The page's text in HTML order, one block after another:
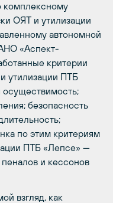
комплексному
ОЯТ и утилизации
автономной
«Аспект-
критерии
утилизации ПТБ
осуществимость;
безопасность
по этим критериям
ПТБ «Лепсе» —
и кессонов
взгляд, как